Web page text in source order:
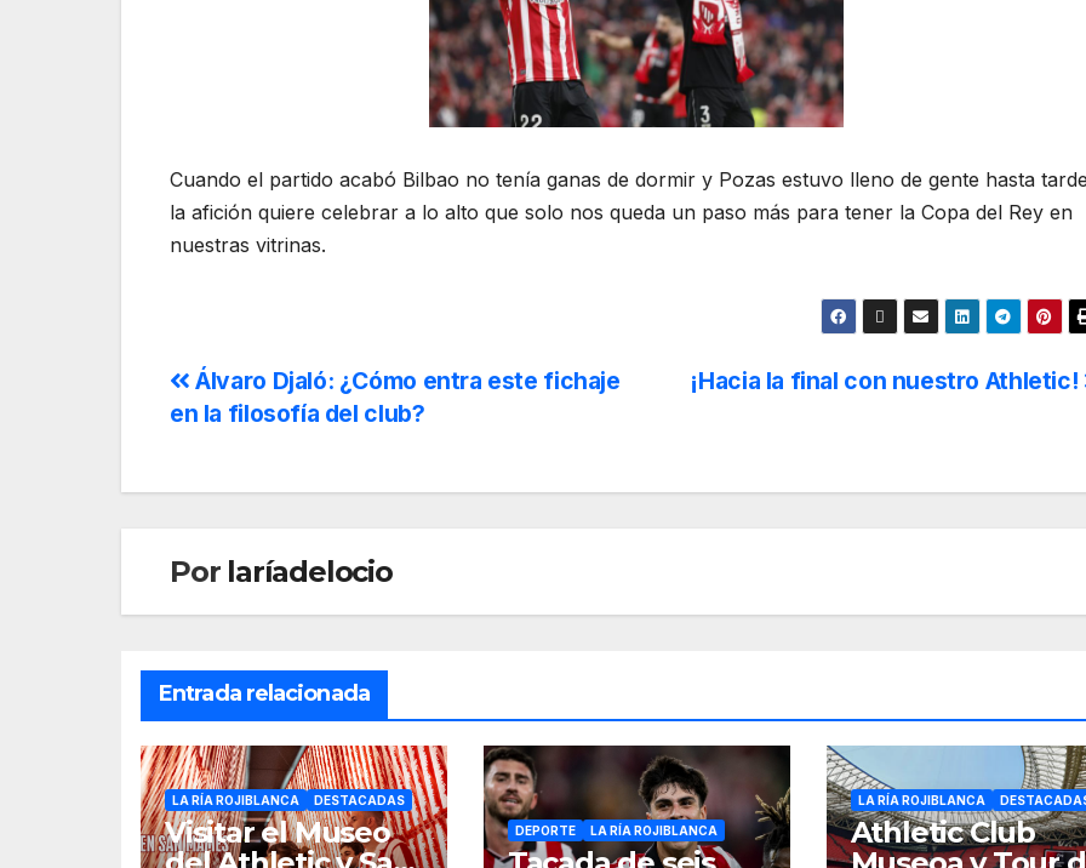
Cuando el partido acabó Bilbao no tenía ganas de dormir y Pozas estuvo lleno de gente hasta
la afición quiere celebrar a lo alto que solo nos queda un paso más para tener la Copa del Rey en
nuestras vitrinas.
¡Hacia la final con nuestro Athletic!
Álvaro Djaló: ¿Cómo entra este fichaje
en la filosofía del club?
Por laríadelocio
Entrada relacionada
LA RÍA ROJIBLANCA DESTACADAS
Visitar el Museo
DEPORTE LA RÍA ROJIBLANCA
LA RÍA ROJIBLANCA
Athletic Club